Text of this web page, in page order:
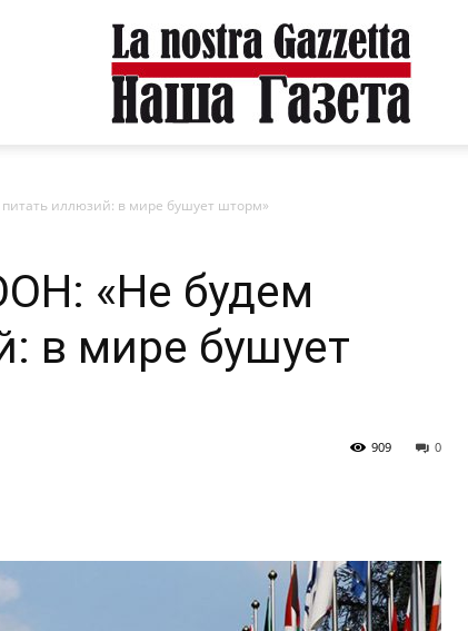
иллюзий: в мире бушует шторм»
«Не будем
в мире бушует
0
909